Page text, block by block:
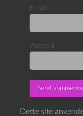
E-mail *
Websted
Dette site